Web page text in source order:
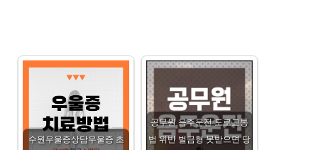
수원우울증상담우울증 초
공무원 음주운전 도로교통
법 위반 벌금형 못받으면 당